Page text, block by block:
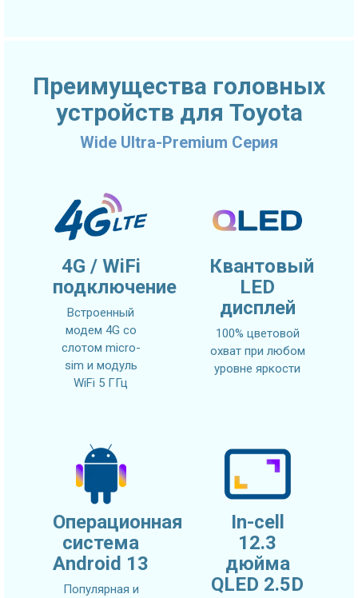
Преимущества головных
устройств для Toyota
Wide Ultra-Premium Серия
4G / WiFi
подключение
Встроенный
модем 4G со
слотом micro-
sim и модуль
WiFi 5 ГГц
Квантовый
LED
дисплей
100% цветовой
охват при любом
уровне яркости
Операционная
система
Android 13
Популярная и
In-cell
12.3
дюйма
QLED 2.5D